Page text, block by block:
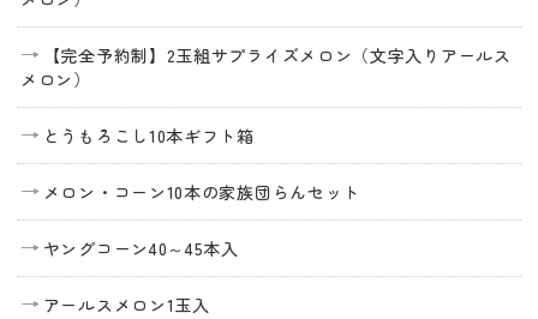
【完全予約制】2玉組サプライズメロン（文字入りアールス
メロン）
とうもろこし10本ギフト箱
メロン・コーン10本の家族団らんセット
ヤングコーン40～45本入
アールスメロン1玉入